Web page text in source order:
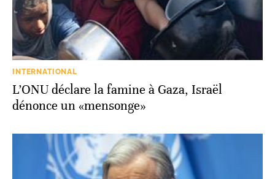
INTERNATIONAL
L’ONU déclare la famine à Gaza, Israël
dénonce un «mensonge»